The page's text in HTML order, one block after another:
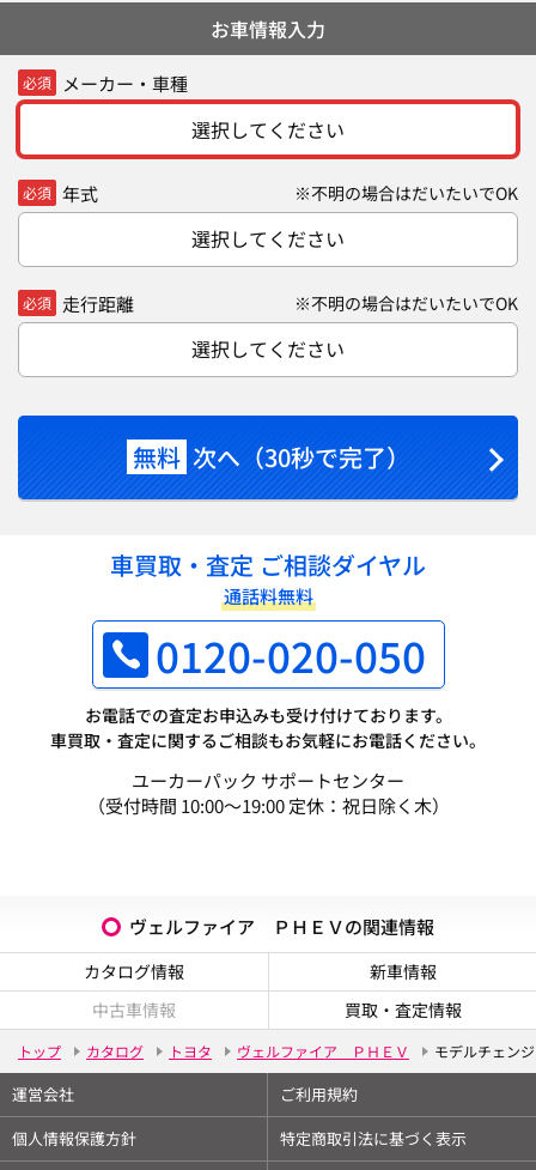
お車情報入力
必須 メーカー・車種
選択してください
必須 年式 ※不明の場合はだいたいでOK
選択してください
必須 走行距離 ※不明の場合はだいたいでOK
選択してください
無料 次へ（30秒で完了）
車買取・査定 ご相談ダイヤル
通話料無料
0120-020-050
お電話での査定お申込みも受け付けております。
車買取・査定に関するご相談もお気軽にお電話ください。
ユーカーパック サポートセンター
（受付時間 10:00～19:00 定休：祝日除く木）
ヴェルファイア ＰＨＥＶの関連情報
カタログ情報
新車情報
中古車情報
買取・査定情報
トップ カタログ トヨタ ヴェルファイア ＰＨＥＶ モデルチェンジ
運営会社
ご利用規約
個人情報保護方針
特定商取引法に基づく表示